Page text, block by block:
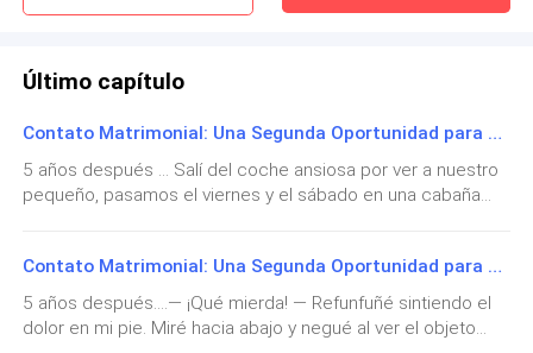
— No estoy haciendo nada.
— ¡Dije que ya basta! — Golpeó la mesa con los puños
Respiré hondo tratando de controlar la respiración.
Todo sería mucho más fácil si pudiera seguir viviendo
— No llegues tarde a la cena también.
— Tengo un compromiso, no cenaré en casa. —
Último capítulo
Contato Matrimonial: Una Segunda Oportunidad para el CEO 98
5 años después ... Salí del coche ansiosa por ver a nuestro
pequeño, pasamos el viernes y el sábado en una cabaña
convenció de que necesitábamos tiempo para nosotros,
desde que nació hace un año y medio, Luca y yo no salimos
sin él, tenemos un apego enorme a nuestro hijo. Luca y yo
nos casamos hace tres años y decidimos tener a Arthur,
Contato Matrimonial: Una Segunda Oportunidad para el CEO 97
5 años después....— ¡Qué mierda! — Refunfuñé sintiendo el
dolor en mi pie. Miré hacia abajo y negué al ver el objeto